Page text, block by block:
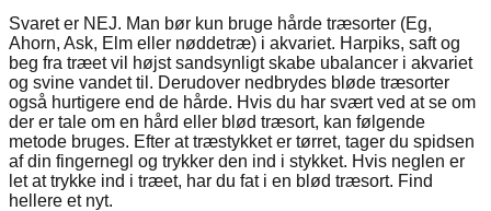
Svaret er NEJ. Man bør kun bruge hårde træsorter (Eg,
Ahorn, Ask, Elm eller nøddetræ) i akvariet. Harpiks, saft og
beg fra træet vil højst sandsynligt skabe ubalancer i akvariet
og svine vandet til. Derudover nedbrydes bløde træsorter
også hurtigere end de hårde. Hvis du har svært ved at se om
der er tale om en hård eller blød træsort, kan følgende
metode bruges. Efter at træstykket er tørret, tager du spidsen
af din fingernegl og trykker den ind i stykket. Hvis neglen er
let at trykke ind i træet, har du fat i en blød træsort. Find
hellere et nyt.